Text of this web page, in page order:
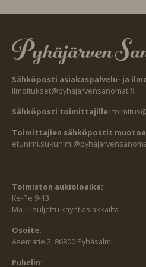
Sähköposti asiakaspalvelu- ja
ilmoitukset@pyhajarvensanomat.fi
Sähköposti toimittajille:
Toimittajien sähköpostit muotoa
Toimiston aukioloaika:
Ke-Pe 9-13
Ma-Ti suljettu käyntiasiakkailta
Osoite:
Asematie 2, 86800 Pyhäsalmi
Puhelin: